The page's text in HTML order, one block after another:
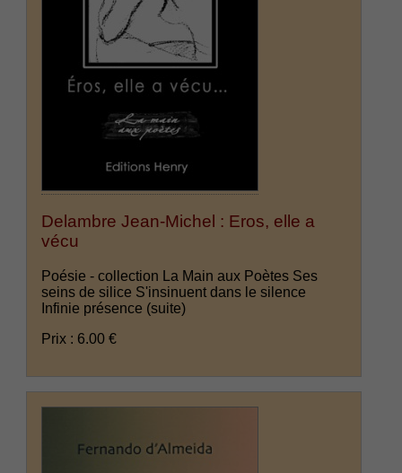
Delambre Jean-Michel : Eros, elle a
vécu
Poésie - collection La Main aux Poètes Ses
seins de silice S'insinuent dans le silence
Infinie présence (suite)
Prix : 6.00 €